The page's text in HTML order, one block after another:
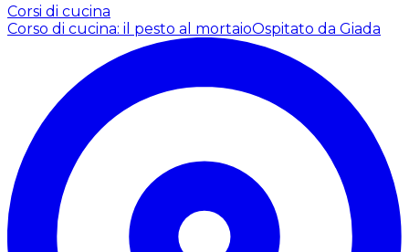
Corsi di cucina
Corso di cucina: il pesto al mortaioOspitato da Giada